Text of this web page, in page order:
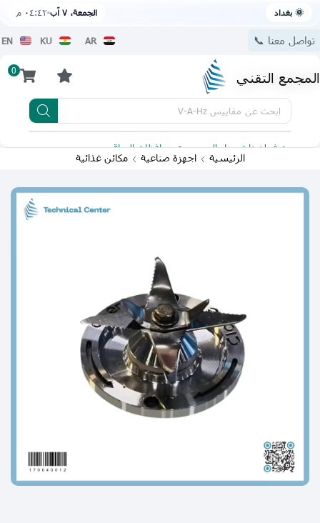
🌞 بغداد الجمعة، ٧ آب ٠٤:٤٢ م
تواصل معنا 📞 AR
KU
EN
المجمع التقني 0
ابحث عن مقاييس V-A-Hz
يتوفر لدينا توصيل الى جميع محافظات العراق
الرئيسية اجهزة صناعية مكائن غذائية